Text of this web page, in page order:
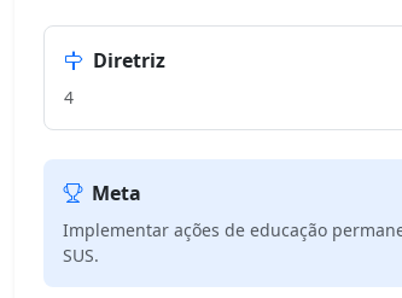
Diretriz
4
Meta
Implementar ações de educação
SUS.